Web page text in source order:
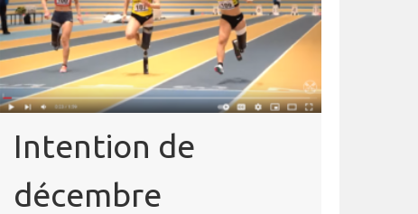
Intention de janvier
Intention de
décembre
Vœux du Réseau